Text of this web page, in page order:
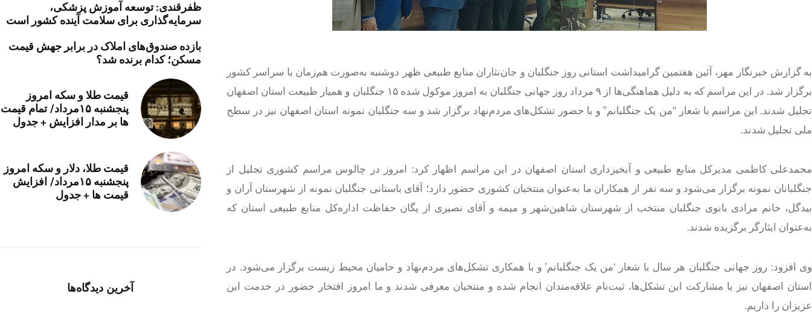
به گزارش خبرنگار مهر، آئین هفتمین گرامیداشت استانی روز جنگلبان و جان‌نثاران منابع طبیعی ظهر دوشنبه به‌صورت هم‌زمان با سراسر کشور
برگزار شد. در این مراسم که به دلیل هماهنگی‌ها از ۹ مرداد روز جهانی جنگلبان به امروز موکول شده ۱۵ جنگلبان و همیار طبیعت استان اصفهان
تجلیل شدند. این مراسم با شعار “من یک جنگلبانم” و با حضور تشکل‌های مردم‌نهاد برگزار شد و سه جنگلبان نمونه استان اصفهان نیز در سطح
ملی تجلیل شدند.
محمدعلی کاظمی مدیرکل منابع طبیعی و آبخیزداری استان اصفهان در این مراسم اظهار کرد: امروز در چالوس مراسم کشوری تجلیل از
جنگلبانان نمونه برگزار می‌شود و سه نفر از همکاران ما به‌عنوان منتخبان کشوری حضور دارد؛ آقای باستانی جنگلبان نمونه از شهرستان آران و
بیدگل، خانم مرادی بانوی جنگلبان منتخب از شهرستان شاهین‌شهر و میمه و آقای نصیری از یگان حفاظت اداره‌کل منابع طبیعی استان که
به‌عنوان ایثارگر برگزیده شدند.
وی افزود: روز جهانی جنگلبان هر سال با شعار ‘من یک جنگلبانم’و با همکاری تشکل‌های مردم‌نهاد و حامیان محیط زیست برگزار می‌شود. در
استان اصفهان نیز با مشارکت این تشکل‌ها، ثبت‌نام علاقه‌مندان انجام شده و منتخبان معرفی شدند و ما امروز افتخار حضور در خدمت این
عزیزان را داریم.
ظفرقندی: توسعه آموزش پزشکی،
سرمایه‌گذاری برای سلامت آینده کشور است
بازده صندوق‌های املاک در برابر جهش قیمت
مسکن؛ کدام برنده شد؟
قیمت طلا و سکه امروز
پنجشنبه ۱۵مرداد/ تمام قیمت
ها بر مدار افزایش + جدول
قیمت طلا، دلار و سکه امروز
پنجشنبه ۱۵مرداد/ افزایش
قیمت ها + جدول
آخرین دیدگاه‌ها